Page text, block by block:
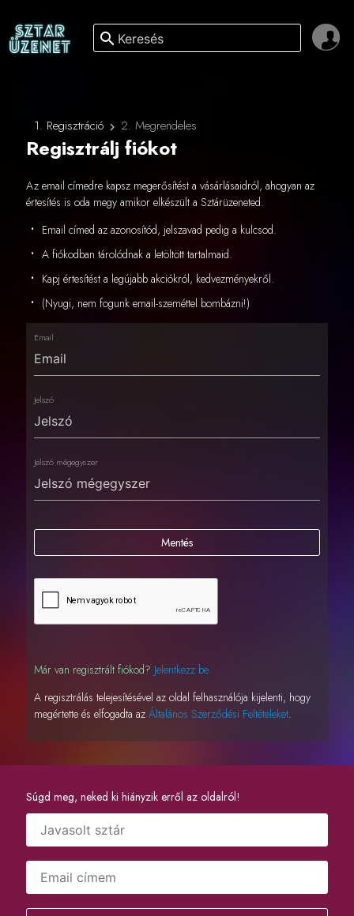
search
1. Regisztráció 2. Megrendeles
Regisztrálj fiókot
Az email címedre kapsz megerősítést a vásárlásaidról, ahogyan az
értesítés is oda megy amikor elkészült a Sztárüzeneted.
Email címed az azonosítód, jelszavad pedig a kulcsod.
A fiókodban tárolódnak a letöltött tartalmaid.
Kapj értesítést a legújabb akciókról, kedvezményekről.
(Nyugi, nem fogunk email-szeméttel bombázni!)
Email
Jelszó
Jelszó mégegyszer
Mentés
Már van regisztrált fiókod? Jelentkezz be.
A regisztrálás telejesítésével az oldal felhasználója kijelenti, hogy
megértette és elfogadta az Általános Szerződési Feltételeket.
Súgd meg, neked ki hiányzik erről az oldalról!